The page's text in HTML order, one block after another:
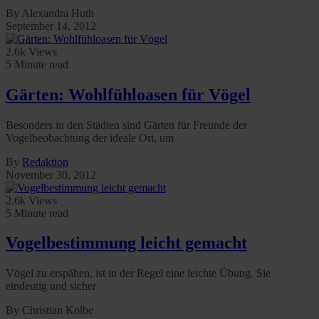
By Alexandra Huth
September 14, 2012
2.6k Views
5 Minute read
Gärten: Wohlfühloasen für Vögel
Besonders in den Städten sind Gärten für Freunde der
Vogelbeobachtung der ideale Ort, um
By Redaktion
November 30, 2012
2.6k Views
5 Minute read
Vogelbestimmung leicht gemacht
Vögel zu erspähen, ist in der Regel eine leichte Übung. Sie
eindeutig und sicher
By Christian Kolbe